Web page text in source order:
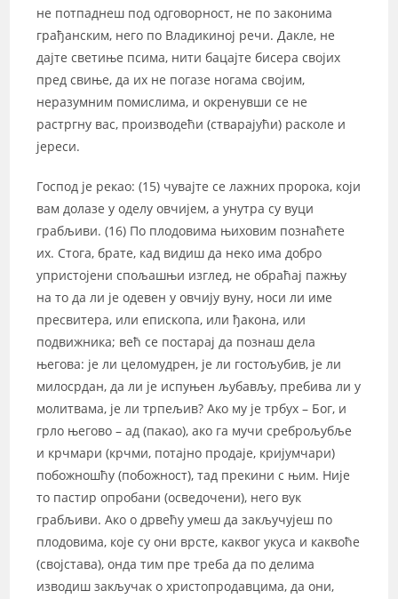
не потпаднеш под одговорност, не по законима
грађанским, него по Владикиној речи. Дакле, не
дајте светиње псима, нити бацајте бисера својих
пред свиње, да их не погазе ногама својим,
неразумним помислима, и окренувши се не
растргну вас, производећи (стварајући) расколе и
јереси.
Господ је рекао: (15) чувајте се лажних пророка, који
вам долазе у оделу овчијем, а унутра су вуци
грабљиви. (16) По плодовима њиховим познаћете
их. Стога, брате, кад видиш да неко има добро
упристојени спољашњи изглед, не обраћај пажњу
на то да ли је одевен у овчију вуну, носи ли име
пресвитера, или епископа, или ђакона, или
подвижника; већ се постарај да познаш дела
његова: је ли целомудрен, је ли гостољубив, је ли
милосрдан, да ли је испуњен љубављу, пребива ли у
молитвама, је ли трпељив? Ако му је трбух – Бог, и
грло његово – ад (пакао), ако га мучи среброљубље
и крчмари (крчми, потајно продаје, кријумчари)
побожношћу (побожност), тад прекини с њим. Није
то пастир опробани (осведочени), него вук
грабљиви. Ако о дрвећу умеш да закључујеш по
плодовима, које су они врсте, каквог укуса и каквоће
(својстава), онда тим пре треба да по делима
изводиш закључак о христопродавцима, да они,